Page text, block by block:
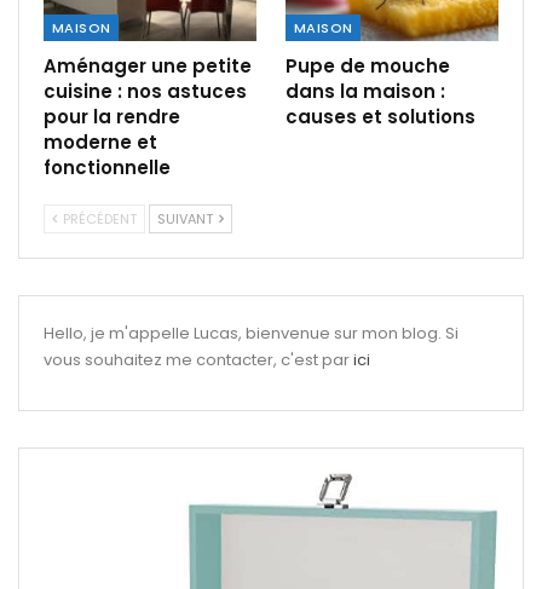
MAISON
Aménager une petite
cuisine : nos astuces
pour la rendre
moderne et
fonctionnelle
MAISON
Pupe de mouche
dans la maison :
causes et solutions
PRÉCÉDENT SUIVANT
Hello, je m'appelle Lucas, bienvenue sur mon blog. Si
vous souhaitez me contacter, c'est parici